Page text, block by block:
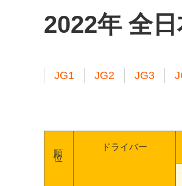
2022年 全
JG1 JG2 JG3
ドライバー